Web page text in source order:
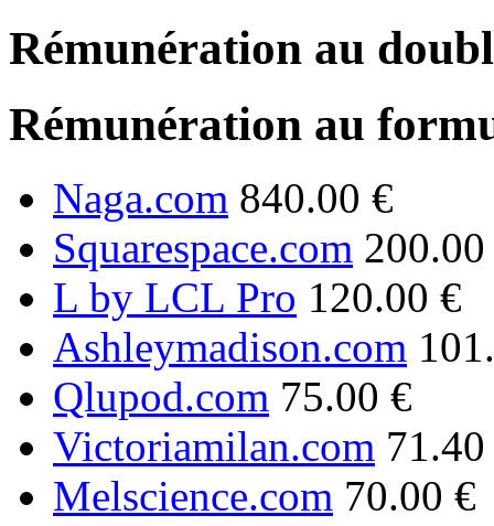
Rémunération au
Rémunération au
Naga.com 840.00 €
Squarespace.com
L by LCL Pro 120.00 €
Ashleymadison.com
Qlupod.com 75.00 €
Victoriamilan.com
Melscience.com 70.00 €